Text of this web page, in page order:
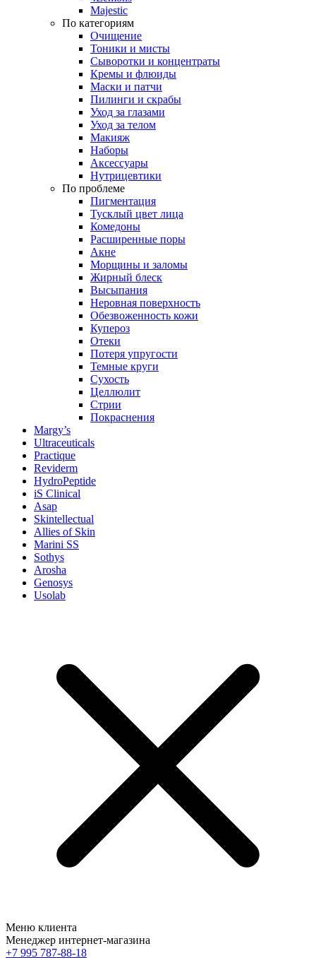
Majestic
По категориям
Очищение
Тоники и мисты
Сыворотки и концентраты
Кремы и флюиды
Маски и патчи
Пилинги и скрабы
Уход за глазами
Уход за телом
Макияж
Наборы
Аксессуары
Нутрицевтики
По проблеме
Пигментация
Тусклый цвет лица
Комедоны
Расширенные поры
Акне
Морщины и заломы
Жирный блеск
Высыпания
Неровная поверхность
Обезвоженность кожи
Купероз
Отеки
Потеря упругости
Темные круги
Сухость
Целлюлит
Стрии
Покраснения
Margy’s
Ultraceuticals
Practique
Reviderm
HydroPeptide
iS Clinical
Asap
Skintellectual
Allies of Skin
Marini SS
Sothys
Arosha
Genosys
Usolab
Меню клиента
Менеджер интернет-магазина
+7 995 787-88-18